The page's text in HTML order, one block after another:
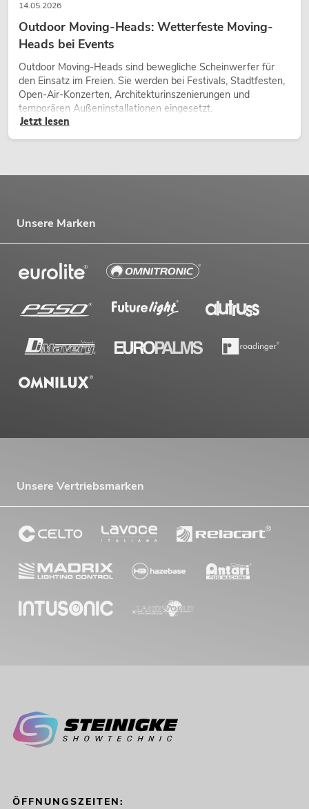
14.05.2026
Outdoor Moving-Heads: Wetterfeste Moving-
Heads bei Events
Outdoor Moving-Heads sind bewegliche Scheinwerfer für
den Einsatz im Freien. Sie werden bei Festivals, Stadtfesten,
Open-Air-Konzerten, Architekturinszenierungen und
temporären Außeninstallationen eingesetzt.
Jetzt lesen
Unsere Marken
Unsere Vertriebsmarken
ÖFFNUNGSZEITEN: